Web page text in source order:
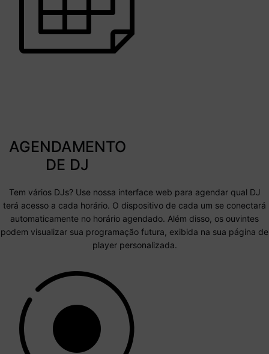
AGENDAMENTO
DE DJ
Tem vários DJs? Use nossa interface web para agendar qual DJ
terá acesso a cada horário. O dispositivo de cada um se conectará
automaticamente no horário agendado. Além disso, os ouvintes
podem visualizar sua programação futura, exibida na sua página de
player personalizada.